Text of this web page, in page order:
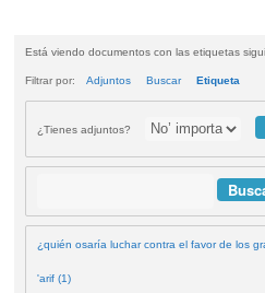
Está viendo documentos con las etiquetas
Filtrar por: Adjuntos Buscar Etiqueta
¿Tienes adjuntos?
¿quién osaría luchar contra el favor de los
'arif (1)